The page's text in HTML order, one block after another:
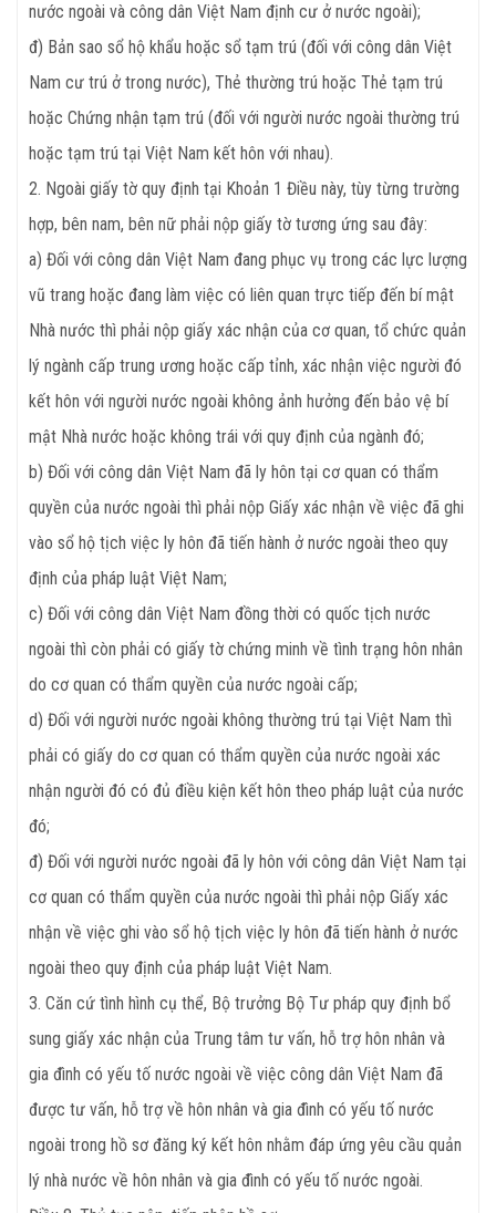
nước ngoài và công dân Việt Nam định cư ở nước ngoài);
đ) Bản sao sổ hộ khẩu hoặc sổ tạm trú (đối với công dân Việt
Nam cư trú ở trong nước), Thẻ thường trú hoặc Thẻ tạm trú
hoặc Chứng nhận tạm trú (đối với người nước ngoài thường trú
hoặc tạm trú tại Việt Nam kết hôn với nhau).
2. Ngoài giấy tờ quy định tại Khoản 1 Điều này, tùy từng trường
hợp, bên nam, bên nữ phải nộp giấy tờ tương ứng sau đây:
a) Đối với công dân Việt Nam đang phục vụ trong các lực lượng
vũ trang hoặc đang làm việc có liên quan trực tiếp đến bí mật
Nhà nước thì phải nộp giấy xác nhận của cơ quan, tổ chức quản
lý ngành cấp trung ương hoặc cấp tỉnh, xác nhận việc người đó
kết hôn với người nước ngoài không ảnh hưởng đến bảo vệ bí
mật Nhà nước hoặc không trái với quy định của ngành đó;
b) Đối với công dân Việt Nam đã ly hôn tại cơ quan có thẩm
quyền của nước ngoài thì phải nộp Giấy xác nhận về việc đã ghi
vào sổ hộ tịch việc ly hôn đã tiến hành ở nước ngoài theo quy
định của pháp luật Việt Nam;
c) Đối với công dân Việt Nam đồng thời có quốc tịch nước
ngoài thì còn phải có giấy tờ chứng minh về tình trạng hôn nhân
do cơ quan có thẩm quyền của nước ngoài cấp;
d) Đối với người nước ngoài không thường trú tại Việt Nam thì
phải có giấy do cơ quan có thẩm quyền của nước ngoài xác
nhận người đó có đủ điều kiện kết hôn theo pháp luật của nước
đó;
đ) Đối với người nước ngoài đã ly hôn với công dân Việt Nam tại
cơ quan có thẩm quyền của nước ngoài thì phải nộp Giấy xác
nhận về việc ghi vào sổ hộ tịch việc ly hôn đã tiến hành ở nước
ngoài theo quy định của pháp luật Việt Nam.
3. Căn cứ tình hình cụ thể, Bộ trưởng Bộ Tư pháp quy định bổ
sung giấy xác nhận của Trung tâm tư vấn, hỗ trợ hôn nhân và
gia đình có yếu tố nước ngoài về việc công dân Việt Nam đã
được tư vấn, hỗ trợ về hôn nhân và gia đình có yếu tố nước
ngoài trong hồ sơ đăng ký kết hôn nhằm đáp ứng yêu cầu quản
lý nhà nước về hôn nhân và gia đình có yếu tố nước ngoài.